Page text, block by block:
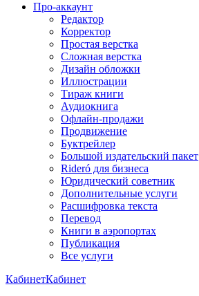
Про-аккаунт
Редактор
Корректор
Простая верстка
Сложная верстка
Дизайн обложки
Иллюстрации
Тираж книги
Аудиокнига
Офлайн-продажи
Продвижение
Буктрейлер
Большой издательский пакет
Rideró для бизнеса
Юридический советник
Дополнительные услуги
Расшифровка текста
Перевод
Книги в аэропортах
Публикация
Все услуги
КабинетКабинет